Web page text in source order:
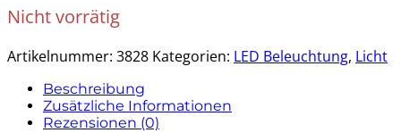
Nicht vorrätig
Artikelnummer: 3828 Kategorien: LED Beleuchtung, Licht
Beschreibung
Zusätzliche Informationen
Rezensionen (0)